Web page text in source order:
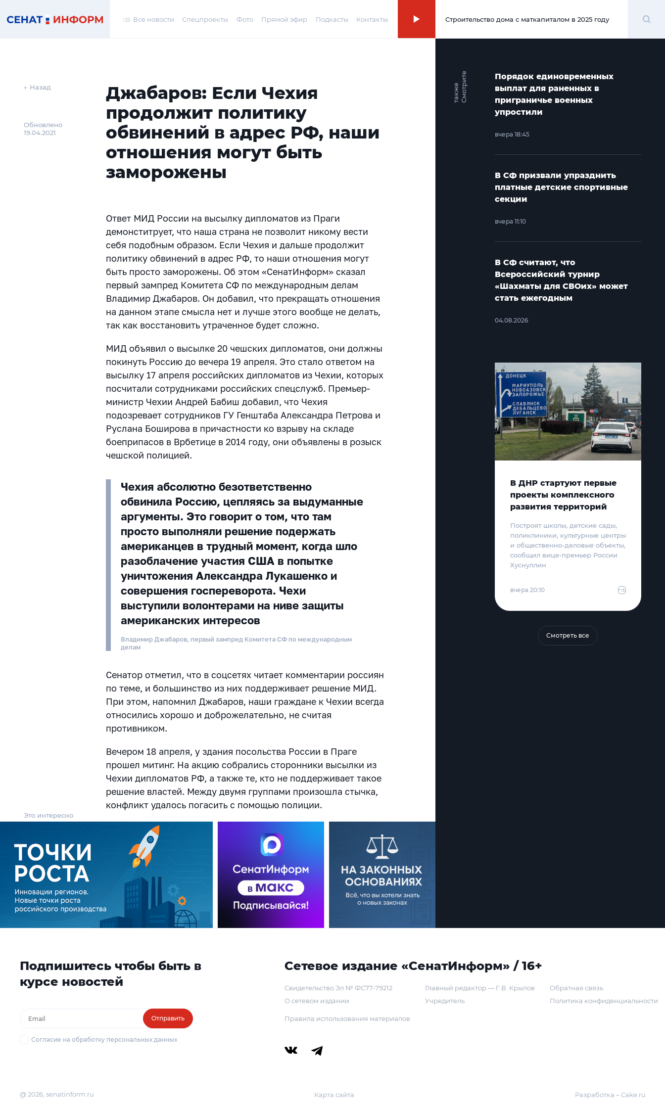
Все новости Спецпроекты Фото Прямой эфир Подкасты Контакты 00:00
Строительство дома с маткапиталом в 2025 году
← Назад
Обновлено
19.04.2021
Джабаров: Если Чехия
продолжит политику
обвинений в адрес РФ, наши
отношения могут быть
заморожены
Ответ МИД России на высылку дипломатов из Праги
демонститрует, что наша страна не позволит никому вести
себя подобным образом. Если Чехия и дальше продолжит
политику обвинений в адрес РФ, то наши отношения могут
быть просто заморожены. Об этом «СенатИнформ» сказал
первый зампред Комитета СФ по международным делам
Владимир Джабаров. Он добавил, что прекращать отношения
на данном этапе смысла нет и лучше этого вообще не делать,
так как восстановить утраченное будет сложно.
МИД объявил о высылке 20 чешских дипломатов, они должны
покинуть Россию до вечера 19 апреля. Это стало ответом на
высылку 17 апреля российских дипломатов из Чехии, которых
посчитали сотрудниками российских спецслужб. Премьер-
министр Чехии Андрей Бабиш добавил, что Чехия
подозревает сотрудников ГУ Генштаба Александра Петрова и
Руслана Боширова в причастности ко взрыву на складе
боеприпасов в Врбетице в 2014 году, они объявлены в розыск
чешской полицией.
Чехия абсолютно безответственно
обвинила Россию, цепляясь за выдуманные
аргументы. Это говорит о том, что там
просто выполняли решение подержать
американцев в трудный момент, когда шло
разоблачение участия США в попытке
уничтожения Александра Лукашенко и
совершения госпереворота. Чехи
выступили волонтерами на ниве защиты
американских интересов
Владимир Джабаров, первый зампред Комитета СФ по международным
делам
Сенатор отметил, что в соцсетях читает комментарии россиян
по теме, и большинство из них поддерживает решение МИД.
При этом, напомнил Джабаров, наши граждане к Чехии всегда
относились хорошо и доброжелательно, не считая
противником.
Вечером 18 апреля, у здания посольства России в Праге
прошел митинг. На акцию собрались сторонники высылки из
Чехии дипломатов РФ, а также те, кто не поддерживает такое
решение властей. Между двумя группами произошла стычка,
конфликт удалось погасить с помощью полиции.
Это интересно
С
м
о
т
р и
т
е
т
а
к
ж
е
Порядок единовременных
выплат для раненных в
приграничье военных
упростили
вчера 18:45
В СФ призвали упразднить
платные детские спортивные
секции
вчера 11:10
В СФ считают, что
Всероссийский турнир
«Шахматы для СВОих» может
стать ежегодным
04.08.2026
В ДНР стартуют первые
проекты комплексного
развития территорий
Построят школы, детские сады,
поликлиники, культурные центры
и общественно-деловые объекты,
сообщил вице-премьер России
Хуснуллин
вчера 20:10
Смотреть все
Подпишитесь чтобы быть в
курсе новостей
Отправить
Согласие на обработку персональных данных
Сетевое издание «СенатИнформ» / 16+
Свидетельство Эл № ФС77-79212
О сетевом издании
Главный редактор — Г. В. Крылов
Учредитель
Обратная связь
Политика конфиденциальности
Правила использования материалов
@ 2026, senatinform.ru Карта сайта Разработка – Cake.ru